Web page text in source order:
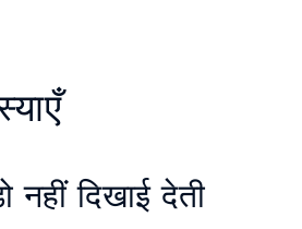
नहीं दिखाई देती